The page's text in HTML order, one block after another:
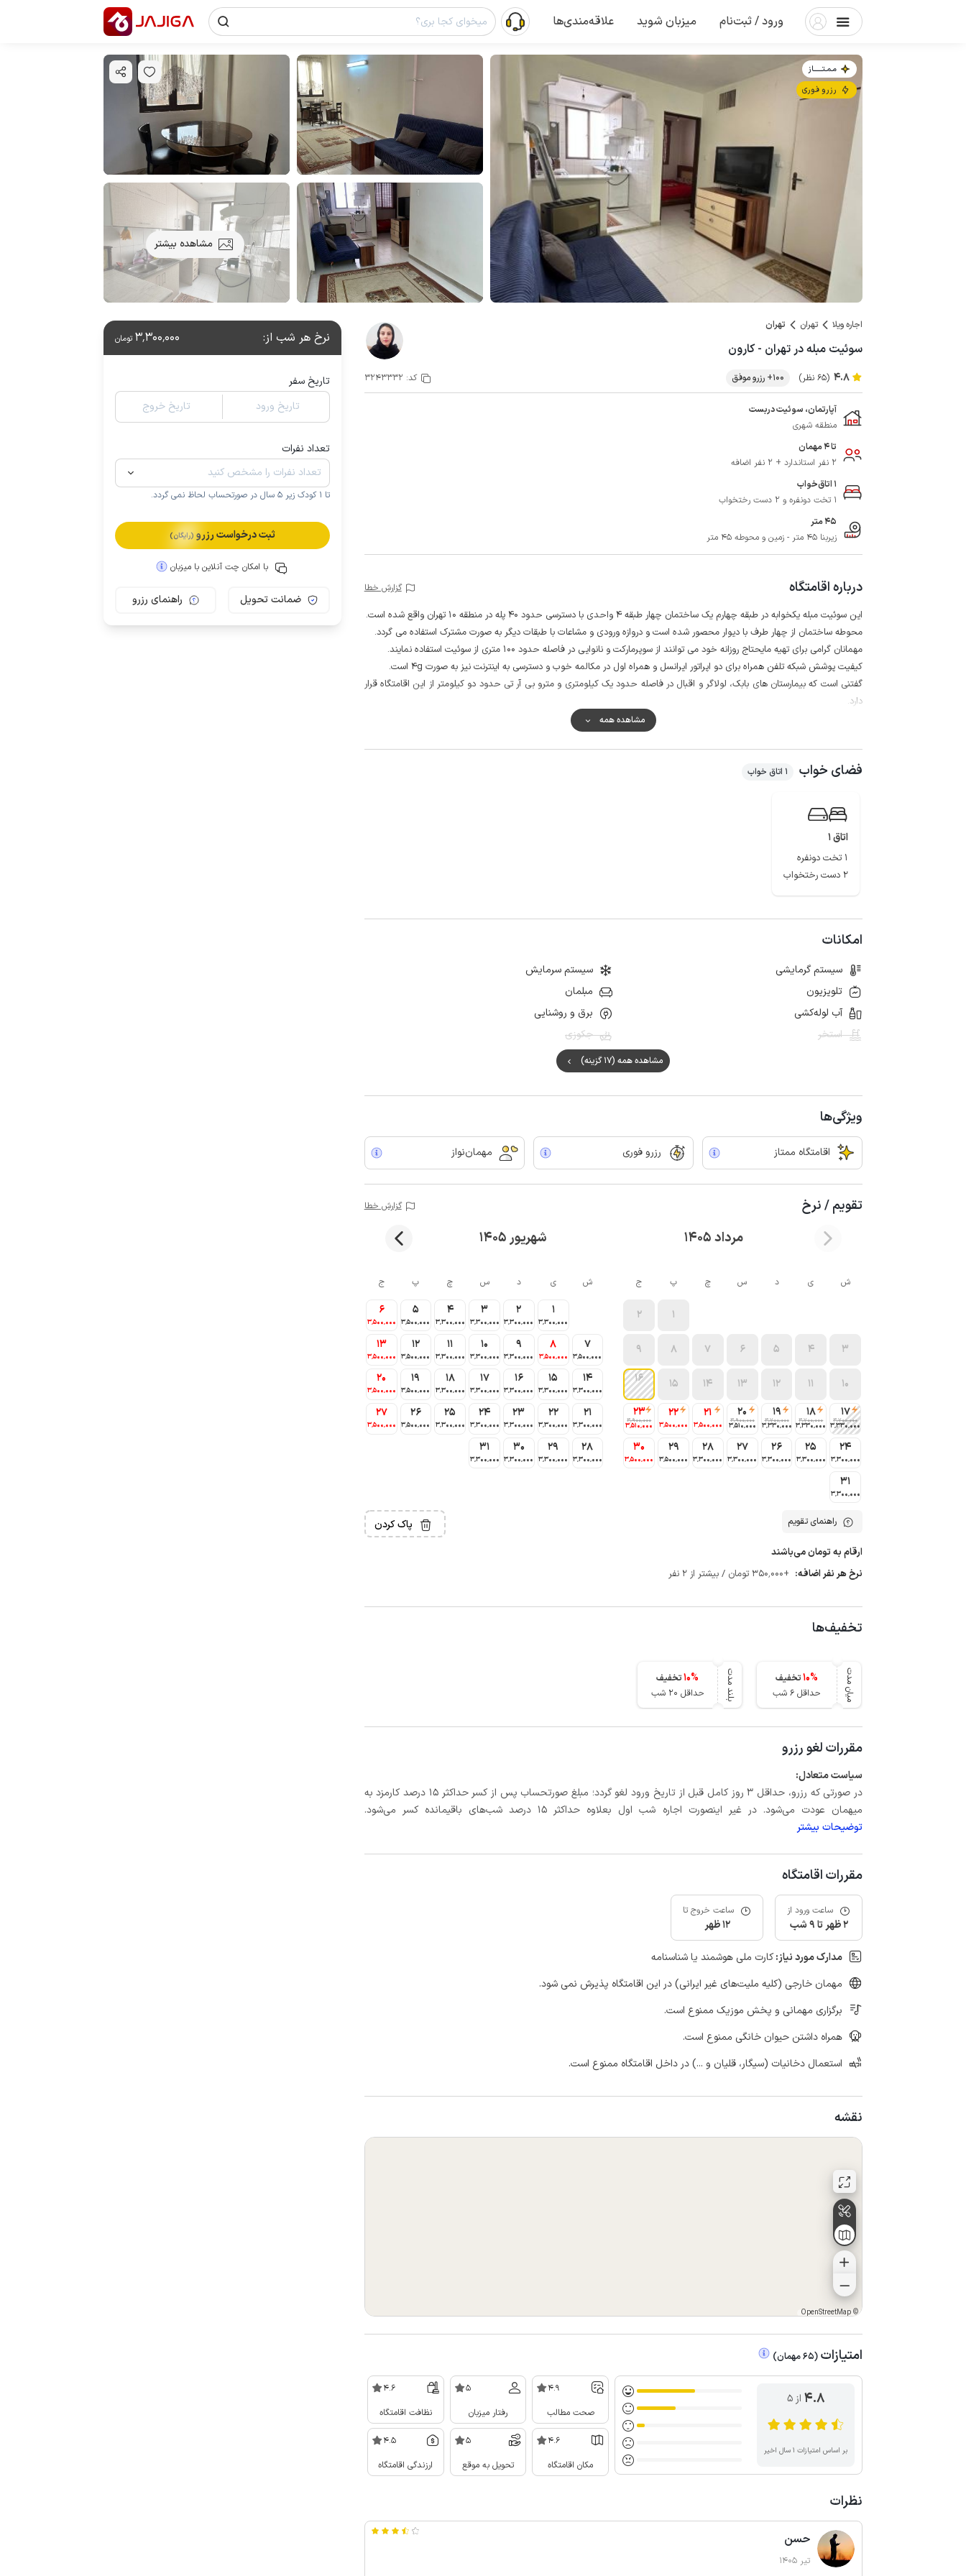
ورود / ثبت‌نام میزبان شوید علاقه‌مندی‌ها
مـمـتــــــاز
رزرو فوری
مشاهده بیشتر
اجاره ویلا تهران تهران
سوئیت مبله در تهران - کارون
4.8 (65 نظر) 100+ رزرو موفق کد: 3243332
آپارتمان، سوئیت دربست
منطقه شهری
تا 4 مهمان
2 نفر استاندارد + 2 نفر اضافه
1 اتاق‌خواب
1 تخت دونفره و 2 دست رختخواب
45 متر
زیربنا 45 متر - زمین و محوطه 45 متر
درباره اقامتگاه گزارش خطا
این سوئیت مبله یکخوابه در طبقه چهارم یک ساختمان چهار طبقه 4 واحدی با دسترسی حدود 40 پله در منطقه 10 تهران واقع شده است.
محوطه ساختمان از چهار طرف با دیوار محصور شده است و دروازه ورودی و مشاعات با طبقات دیگر به صورت مشترک استفاده می گردد.
مهمانان گرامی برای تهیه مایحتاج روزانه خود می توانند از سوپرمارکت و نانوایی در فاصله حدود 100 متری از سوئیت استفاده نمایند.
کیفیت پوشش شبکه تلفن همراه برای دو اپراتور ایرانسل و همراه اول در مکالمه خوب و دسترسی به اینترنت نیز به صورت 4g است.
گفتنی است که بیمارستان های بابک، لولاگر و اقبال در فاصله حدود یک کیلومتری و مترو بی آر تی حدود دو کیلومتر از این اقامتگاه قرار
دارد.
مشاهده همه
فضای خواب 1 اتاق خواب
اتاق 1
1 تخت دونفره
2 دست رختخواب
امکانات
سیستم گرمایشی
سیستم سرمایش
تلویزیون
مبلمان
آب لوله‌کشی
برق و روشنایی
استخر
جکوزی
مشاهده همه (17 گزینه)
ویژگی‌ها
اقامتگاه ممتاز رزرو فوری مهمان‌نواز
تقویم / نرخ گزارش خطا
مرداد 1405 شهریور 1405
ش ی د س چ پ ج
1
2
3
4
5
6
7
8
9
10
11
12
13
14
15
16
17
3٬700٬000
3٬330٬000
18
3٬700٬000
3٬330٬000
19
3٬700٬000
3٬330٬000
20
3٬900٬000
3٬510٬000
21
3٬500٬000
22
3٬500٬000
23
3٬900٬000
3٬510٬000
24
3٬300٬000
25
3٬300٬000
26
3٬300٬000
27
3٬300٬000
28
3٬300٬000
29
3٬500٬000
30
3٬500٬000
31
3٬300٬000
ش ی د س چ پ ج
1
3٬300٬000
2
3٬300٬000
3
3٬300٬000
4
3٬300٬000
5
3٬500٬000
6
3٬500٬000
7
3٬500٬000
8
3٬500٬000
9
3٬300٬000
10
3٬300٬000
11
3٬300٬000
12
3٬500٬000
13
3٬500٬000
14
3٬300٬000
15
3٬300٬000
16
3٬300٬000
17
3٬300٬000
18
3٬300٬000
19
3٬500٬000
20
3٬500٬000
21
3٬300٬000
22
3٬300٬000
23
3٬300٬000
24
3٬300٬000
25
3٬300٬000
26
3٬500٬000
27
3٬500٬000
28
3٬300٬000
29
3٬300٬000
30
3٬300٬000
31
3٬300٬000
راهنمای تقویم پاک کردن
ارقام به تومان می‌باشند
نرخ هر نفر اضافه: +350٬000 تومان / بیشتر از 2 نفر
تخفیف‌ها
میان مدت 10%
تخفیف
حداقل 6 شب
بلند مدت 10%
تخفیف
حداقل 20 شب
مقررات لغو رزرو
سیاست متعادل:
در صورتی که رزرو، حداقل 3 روز کامل قبل از تاریخ ورود لغو گردد؛ مبلغ صورتحساب پس از کسر حداکثر 15 درصد کارمزد به
میهمان عودت می‌شود. در غیر اینصورت اجاره شب اول بعلاوه حداکثر 15 درصد شب‌های باقیمانده کسر می‌شود.
توضیحات بیشتر
مقررات اقامتگاه
ساعت ورود از
2 ظهر تا 9 شب
ساعت خروج تا
12 ظهر
مدارک مورد نیاز:کارت ملی هوشمند یا شناسنامه
مهمان خارجی (کلیه ملیت‌های غیر ایرانی) در این اقامتگاه پذیرش نمی شود.
برگزاری مهمانی و پخش موزیک ممنوع است.
همراه داشتن حیوان خانگی ممنوع است.
استعمال دخانیات (سیگار، قلیان و ...) در داخل اقامتگاه ممنوع است.
نقشه
©
OpenStreetMap
امتیازات (
65مهمان)
4.8 از ۵
بر اساس امتیازات ۱ سال اخیر
4.9
صحت مطالب
5
رفتار میزبان
4.6
نظافت اقامتگاه
4.6
مکان اقامتگاه
5
تحویل به موقع
4.5
ارزندگی اقامتگاه
نظرات
حسن
تیر 1405
نرخ هر شب از: 3٬300٬000 تومان
تاریخ سفر
تاریخ ورود
تاریخ خروج
تعداد نفرات
تا 1 کودک زیر 5 سال در صورتحساب لحاظ نمی گردد.
ثبت درخواست رزرو (رایگان)
با امکان چت آنلاین با میزبان
ضمانت تحویل راهنمای رزرو